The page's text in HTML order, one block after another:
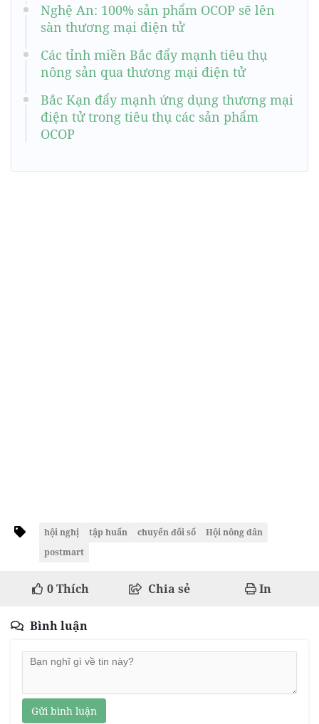
Nghệ An: 100% sản phẩm OCOP sẽ lên
sàn thương mại điện tử
Các tỉnh miền Bắc đẩy mạnh tiêu thụ
nông sản qua thương mại điện tử
Bắc Kạn đẩy mạnh ứng dụng thương mại
điện tử trong tiêu thụ các sản phẩm
OCOP
hội nghị tập huấn chuyển đổi số
Hội nông dân
postmart
0Thích Chia sẻ In
Bình luận
Gửi bình luận